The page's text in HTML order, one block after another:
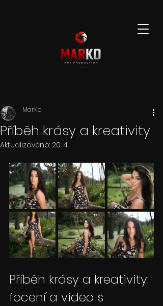
Příběh krásy a kreativity
MarKo
Aktualizováno: 20. 4.
Příběh krásy a kreativity:
focení a video s